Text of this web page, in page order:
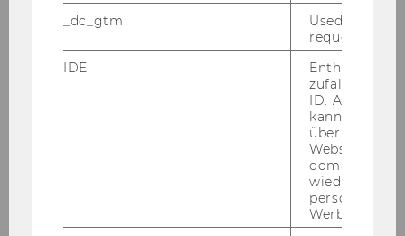
21. Jänner 2025
Fokus & Konzentration
Prä­senz Trai­ning | LC.2.004 | 11:00 – 12:00
_dc_gtm
Used to
request rate.
IDE
Enthält eine
ID. Anhand
kann Google
über
Websites
Werbung